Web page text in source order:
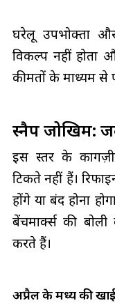
घरेलू उपभोक्ता
विकल्प नहीं होता
कीमतों के माध्यम से
स्नैप जोखिम:
इस स्तर के
टिकते नहीं हैं।
होंगे या बंद होना
बेंचमार्क्स की
करते हैं।
अप्रैल के मध्य की खाई